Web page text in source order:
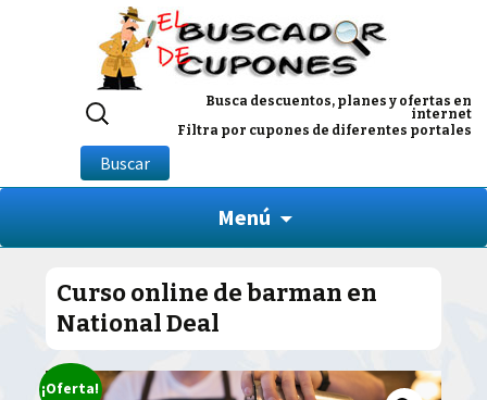
Busca descuentos, planes y ofertas en
internet
Filtra por cupones de diferentes portales
Buscar
por:
Buscar
Menú
Curso online de barman en
National Deal
¡Oferta!